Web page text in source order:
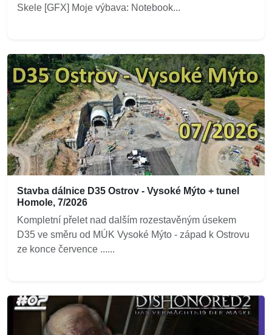
Skele [GFX] Moje výbava: Notebook...
Stavba dálnice D35 Ostrov - Vysoké Mýto + tunel
Homole, 7/2026
Kompletní přelet nad dalším rozestavěným úsekem
D35 ve směru od MÚK Vysoké Mýto - západ k Ostrovu
ze konce července ......